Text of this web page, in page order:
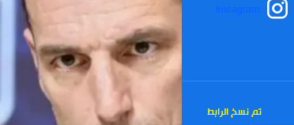
Instagram
تم نسخ الرابط